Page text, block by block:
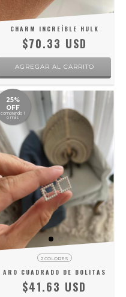
CHARM INCREÍBLE HULK
$70.33 USD
25%
OFF
comprando 1
o más
2 COLORES
ARO CUADRADO DE BOLITAS
$41.63 USD